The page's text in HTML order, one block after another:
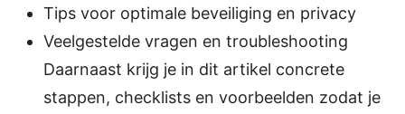
Tips voor optimale beveiliging en privacy
Veelgestelde vragen en troubleshooting
Daarnaast krijg je in dit artikel concrete
stappen, checklists en voorbeelden zodat je